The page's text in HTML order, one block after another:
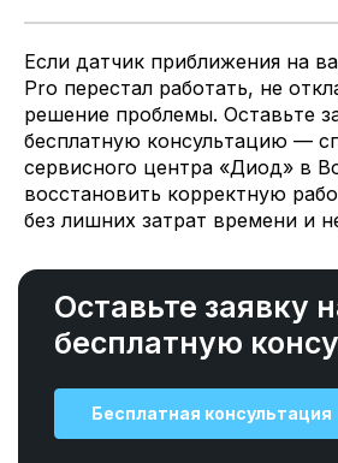
Если датчик приближения на
Pro перестал работать, не
решение проблемы. Оставьте
бесплатную консультацию —
сервисного центра «Диод» в
восстановить корректную
без лишних затрат времени и
Оставьте заявку
бесплатную
Бесплатная консультация